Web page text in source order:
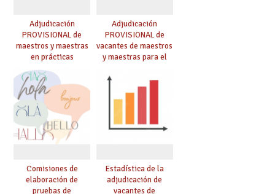
Adjudicación
PROVISIONAL de
maestros y maestras
en prácticas
Adjudicación
PROVISIONAL de
vacantes de maestros
y maestras para el
Comisiones de
elaboración de
pruebas de
Estadística de la
adjudicación de
vacantes de